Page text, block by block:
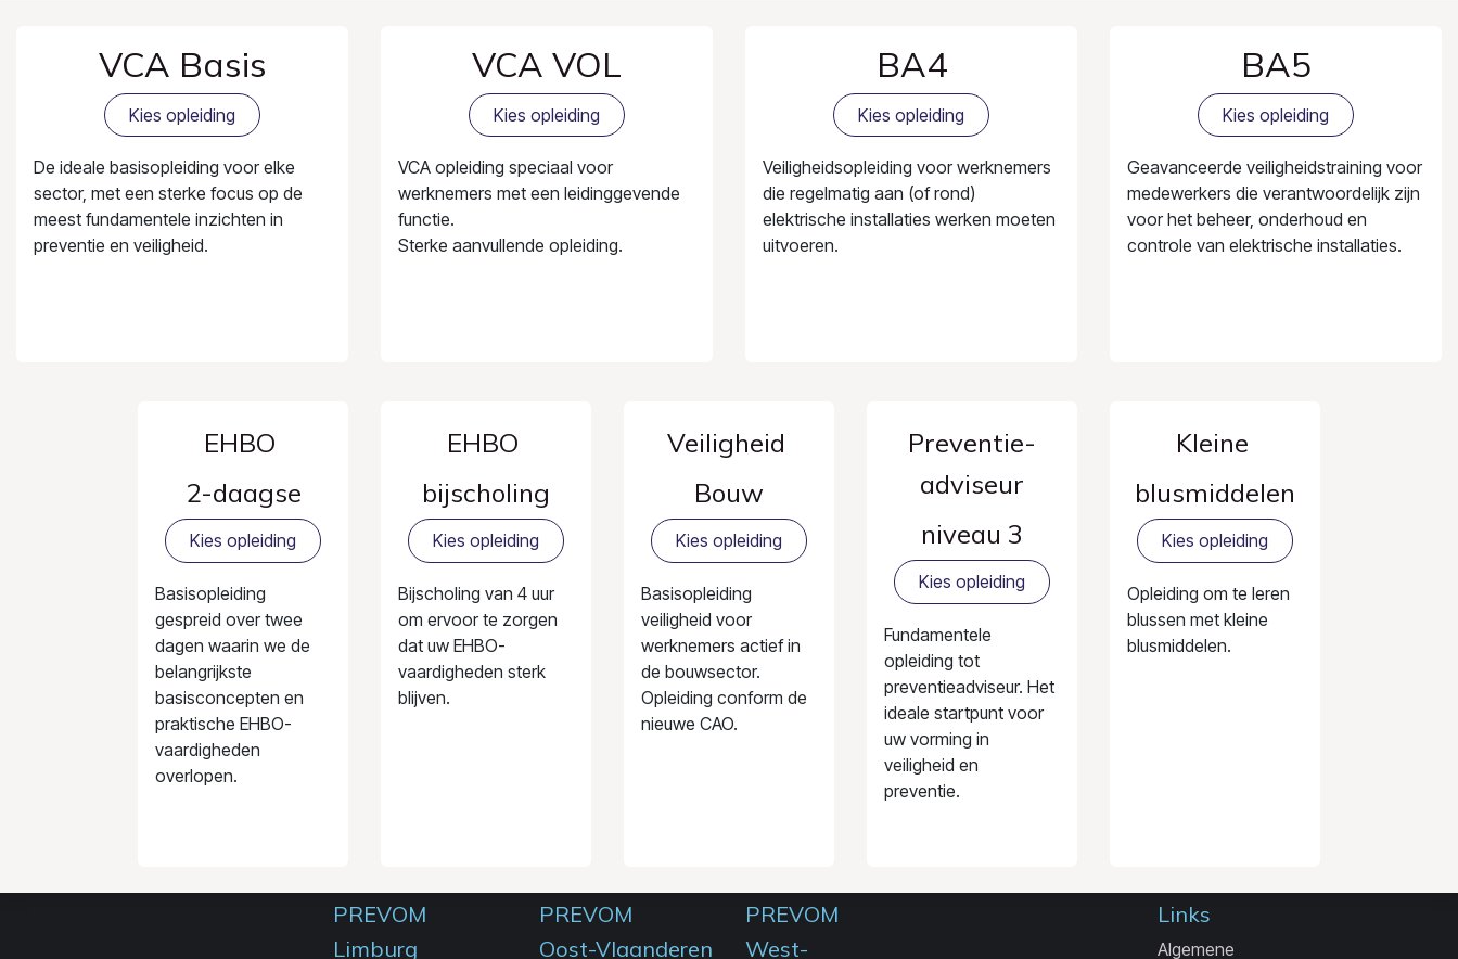
VCA Basis
Kies opleiding
De ideale basisopleiding voor elke
sector, met een sterke focus op de
meest fundamentele inzichten in
preventie en veiligheid.
VCA VOL
Kies opleiding
VCA opleiding speciaal voor
werknemers met een leidinggevende
functie.
Sterke aanvullende opleiding.
BA4
Kies opleiding
Veiligheidsopleiding voor werknemers
die regelmatig aan (of rond)
elektrische installaties werken moeten
uitvoeren.
BA5
Kies opleiding
Geavanceerde veiligheidstraining voor
medewerkers die verantwoordelijk zijn
voor het beheer, onderhoud en
controle van elektrische installaties.
EHBO
2-daagse
Kies opleiding
Basisopleiding
gespreid over twee
dagen waarin we de
belangrijkste
basisconcepten en
praktische EHBO-
vaardigheden
overlopen.
EHBO
bijscholing
Kies opleiding
Bijscholing van 4 uur
om ervoor te zorgen
dat uw EHBO-
vaardigheden sterk
blijven.
Veiligheid
Bouw
Kies opleiding
Basisopleiding
veiligheid voor
werknemers actief in
de bouwsector.
Opleiding conform de
nieuwe CAO.
Preventie-
adviseur
niveau 3
Kies opleiding
Fundamentele
opleiding tot
preventieadviseur. Het
ideale startpunt voor
uw vorming in
veiligheid en
preventie.
Kleine
blusmiddelen
Kies opleiding
Opleiding om te leren
blussen met kleine
blusmiddelen.
PREVOM
Limburg
PREVOM
Oost-Vlaanderen
PREVOM
West-
Links
Algemene